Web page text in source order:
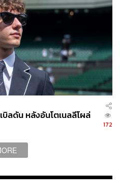
บอล อาร์เจนตินา
ลดัน หลังอันโตเนลลีโผล่
172